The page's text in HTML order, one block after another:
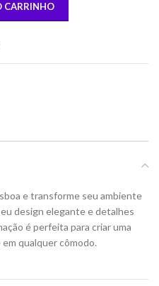
CARRINHO
e transforme seu ambiente
design elegante e detalhes
é perfeita para criar uma
qualquer cômodo.